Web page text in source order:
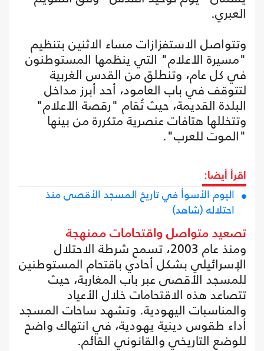
العبري.
وتتواصل الاستفزازات مساء الاثنين بتنظيم
"مسيرة الأعلام" التي ينظمها المستوطنون
في كل عام، وتنطلق من القدس الغربية
لتتوقف في باب العامود، أحد أبرز مداخل
البلدة القديمة، حيث تُقام "رقصة الأعلام"
وتتخللها هتافات عنصرية متكررة من بينها
"الموت للعرب".
اقرأ أيضا:
اليوم الأسوأ في تاريخ المسجد الأقصى منذ
احتلاله (شاهد)
تصعيد متواصل واقتحامات ممنهجة
ومنذ عام 2003، تسمح شرطة الاحتلال
الإسرائيلي بشكل أحادي باقتحام المستوطنين
للمسجد الأقصى عبر باب المغاربة، حيث
تتصاعد هذه الاقتحامات خلال الأعياد
والمناسبات اليهودية. وتشهد ساحات المسجد
أداء طقوس دينية يهودية، في انتهاك واضح
للوضع التاريخي والقانوني القائم.